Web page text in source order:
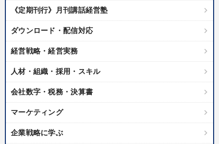
《定期刊行》月刊講話経営塾
ダウンロード・配信対応
経営戦略・経営実務
人材・組織・採用・スキル
会社数字・税務・決算書
マーケティング
企業戦略に学ぶ